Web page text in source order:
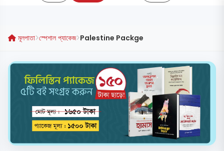
মূলপাতা স্পেশাল প্যাকেজ Palestine Packge